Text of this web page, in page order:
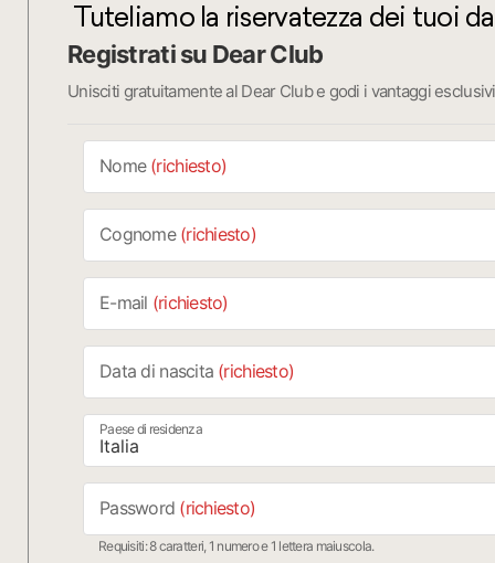
Tuteliamo la riservatezza dei tuoi
Registrati su Dear Club
Unisciti gratuitamente al Dear Club e godi i vantaggi esclusivi
Nome (richiesto)
Cognome (richiesto)
E-mail (richiesto)
Data di nascita (richiesto)
Paese di residenza
Password (richiesto)
Requisiti: 8 caratteri, 1 numero e 1 lettera maiuscola.